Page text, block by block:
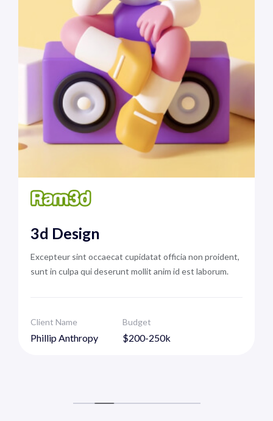
3d Design
Excepteur sint occaecat cupidatat officia non proident,
sunt in culpa qui deserunt mollit anim id est laborum.
Client Name
Phillip Anthropy
Budget
$200-250k